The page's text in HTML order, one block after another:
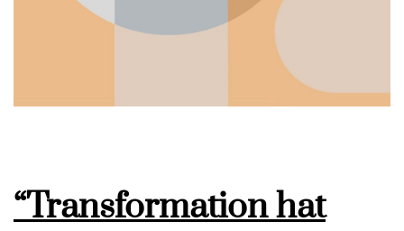
“Transformation hat